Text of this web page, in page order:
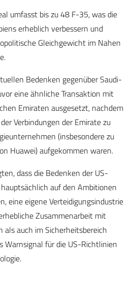
umfasst bis zu 48 F-35, was die
erheblich verbessern und
Gleichgewicht im Nahen
Bedenken gegenüber Saudi-
eine ähnliche Transaktion mit
Emiraten ausgesetzt, nachdem
Verbindungen der Emirate zu
(insbesondere zu
Huawei) aufgekommen waren.
dass die Bedenken der US-
auf den Ambitionen
eine eigene Verteidigungsindustrie
Zusammenarbeit mit
als auch im Sicherheitsbereich
Warnsignal für die US-Richtlinien